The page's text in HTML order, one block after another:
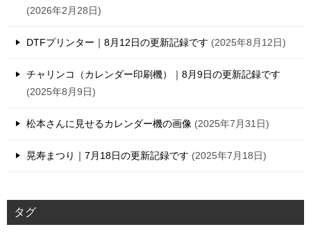
2026年2月28日
DTFプリンター｜8月12日の更新記録です 2025年8月12日
チャリンコ（カレンダー印刷機）｜8月9日の更新記録です
2025年8月9日
松本さんに見せるカレンダー機の画像 2025年7月31日
晃寿まつり｜7月18日の更新記録です 2025年7月18日
タグ